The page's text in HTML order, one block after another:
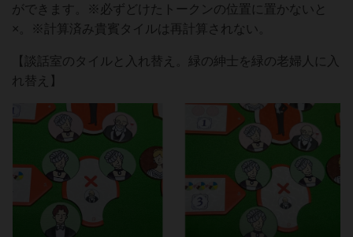
ができます。※必ずどけたトークンの位置に置かないと
×。※計算済み貴賓タイルは再計算されない。
【談話室のタイルと入れ替え。緑の紳士を緑の老婦人に入
れ替え】